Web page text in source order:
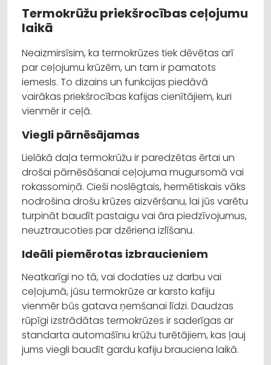
Termokrūžu priekšrocības ceļojumu
laikā
Neaizmirsīsim, ka termokrūzes tiek dēvētas arī
par ceļojumu krūzēm, un tam ir pamatots
iemesls. To dizains un funkcijas piedāvā
vairākas priekšrocības kafijas cienītājiem, kuri
vienmēr ir ceļā.
Viegli pārnēsājamas
Lielākā daļa termokrūžu ir paredzētas ērtai un
drošai pārnēsāšanai ceļojuma mugursomā vai
rokassomiņā. Cieši noslēgtais, hermētiskais vāks
nodrošina drošu krūzes aizvēršanu, lai jūs varētu
turpināt baudīt pastaigu vai āra piedzīvojumus,
neuztraucoties par dzēriena izlīšanu.
Ideāli piemērotas izbraucieniem
Neatkarīgi no tā, vai dodaties uz darbu vai
ceļojumā, jūsu termokrūze ar karsto kafiju
vienmēr būs gatava ņemšanai līdzi. Daudzas
rūpīgi izstrādātas termokrūzes ir saderīgas ar
standarta automašīnu krūžu turētājiem, kas ļauj
jums viegli baudīt gardu kafiju brauciena laikā.